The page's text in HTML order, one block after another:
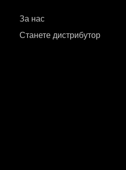
За нас
Станете дистрибутор